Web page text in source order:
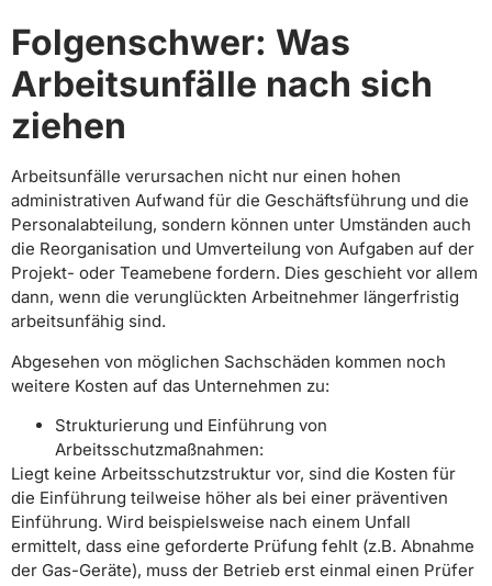
Folgenschwer: Was
Arbeitsunfälle nach sich
ziehen
Arbeitsunfälle verursachen nicht nur einen hohen
administrativen Aufwand für die Geschäftsführung und die
Personalabteilung, sondern können unter Umständen auch
die Reorganisation und Umverteilung von Aufgaben auf der
Projekt- oder Teamebene fordern. Dies geschieht vor allem
dann, wenn die verunglückten Arbeitnehmer längerfristig
arbeitsunfähig sind.
Abgesehen von möglichen Sachschäden kommen noch
weitere Kosten auf das Unternehmen zu:
Strukturierung und Einführung von
Arbeitsschutzmaßnahmen:
Liegt keine Arbeitsschutzstruktur vor, sind die Kosten für
die Einführung teilweise höher als bei einer präventiven
Einführung. Wird beispielsweise nach einem Unfall
ermittelt, dass eine geforderte Prüfung fehlt (z.B. Abnahme
der Gas-Geräte), muss der Betrieb erst einmal einen Prüfer